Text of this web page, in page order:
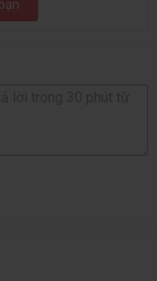
phân khúc cao cấp, sở